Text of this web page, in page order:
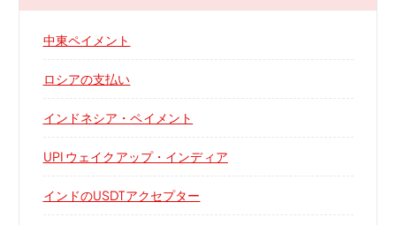
中東ペイメント
ロシアの支払い
インドネシア・ペイメント
UPI ウェイクアップ・インディア
インドのUSDTアクセプター